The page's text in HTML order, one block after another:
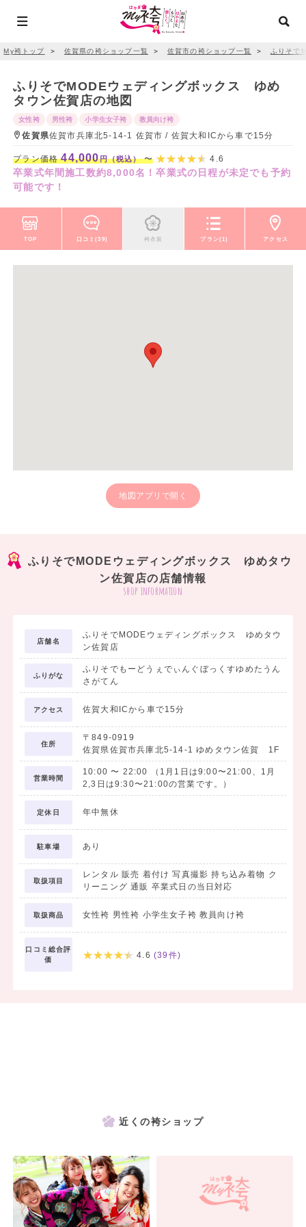
My袴トップ ＞ 佐賀県の袴ショップ一覧 ＞ 佐賀市の袴ショップ一覧 ＞ ふりそで
ふりそでMODEウェディングボックス ゆめ
タウン佐賀店の地図
女性袴 男性袴 小学生女子袴 教員向け袴
佐賀県佐賀市兵庫北5-14-1 佐賀市 / 佐賀大和ICから車で15分
プラン価格44,000円（税込）〜 4.6
卒業式年間施工数約8,000名！卒業式の日程が未定でも予約
可能です！
TOP 口コミ(39) 袴衣装 プラン(1) アクセス
地図アプリで開く
ふりそでMODEウェディングボックス ゆめタウ
ン佐賀店の店舗情報
shop information
店舗名
ふりそでMODEウェディングボックス ゆめタウ
ン佐賀店
ふりがな
ふりそでもーどうぇでぃんぐぼっくすゆめたうん
さがてん
アクセス 佐賀大和ICから車で15分
住所
〒849-0919
佐賀県佐賀市兵庫北5-14-1 ゆめタウン佐賀 1F
営業時間
10:00 〜 22:00
（1月1日は9:00〜21:00、1月
2,3日は9:30〜21:00の営業です。）
定休日 年中無休
駐車場 あり
取扱項目
レンタル 販売 着付け 写真撮影 持ち込み着物 ク
リーニング 通販 卒業式日の当日対応
取扱商品 女性袴 男性袴 小学生女子袴 教員向け袴
口コミ総合評
価
4.6 (39 件)
近くの袴ショップ